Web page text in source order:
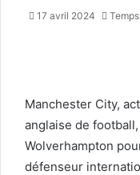
17 avril 2024
Manchester City,
anglaise de
Wolverhampton
défenseur